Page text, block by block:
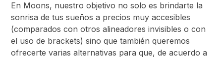
En Moons, nuestro objetivo no solo es brindarte la
sonrisa de tus sueños a precios muy accesibles
(comparados con otros alineadores invisibles o con
el uso de brackets) sino que también queremos
ofrecerte varias alternativas para que, de acuerdo a